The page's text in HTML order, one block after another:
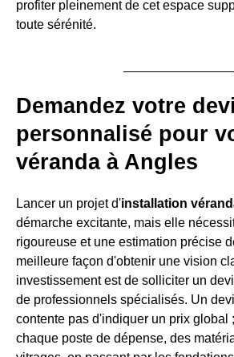
profiter pleinement de cet espace
toute sérénité.
Demandez votre
personnalisé pour
véranda à Angles
Lancer un projet d'installation
démarche excitante, mais elle
rigoureuse et une estimation précise
meilleure façon d'obtenir une vision
investissement est de solliciter un
de professionnels spécialisés. Un
contente pas d'indiquer un prix global
chaque poste de dépense, des